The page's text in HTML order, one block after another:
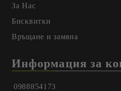
За Нас
Бисквитки
Връщане и замяна
Информация за
0988854173